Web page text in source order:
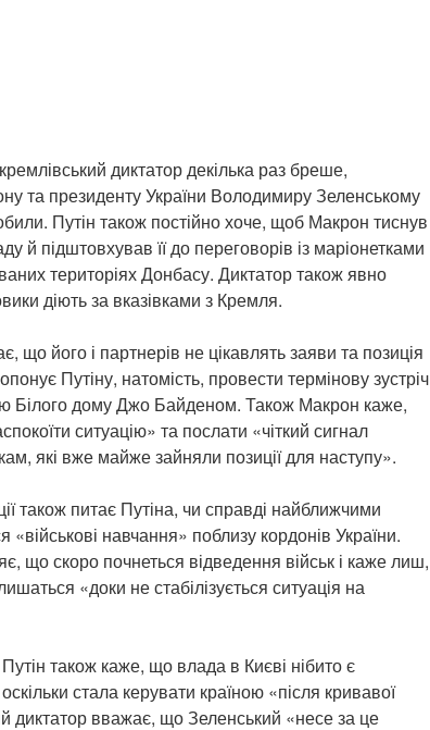
диктатор декілька раз бреше,
та президенту України Володимиру Зеленському
Путін також постійно хоче, щоб Макрон тиснув
й підштовхував її до переговорів із маріонетками
територіях Донбасу. Диктатор також явно
діють за вказівками з Кремля.
що його і партнерів не цікавлять заяви та позиція
Путіну, натомість, провести термінову зустріч
Білого дому Джо Байденом. Також Макрон каже,
ситуацію» та послати «чіткий сигнал
які вже майже зайняли позиції для наступу».
також питає Путіна, чи справді найближчими
«військові навчання» поблизу кордонів України.
що скоро почнеться відведення військ і каже лиш,
«доки не стабілізується ситуація на
також каже, що влада в Києві нібито є
стала керувати країною «після кривавої
диктатор вважає, що Зеленський «несе за це